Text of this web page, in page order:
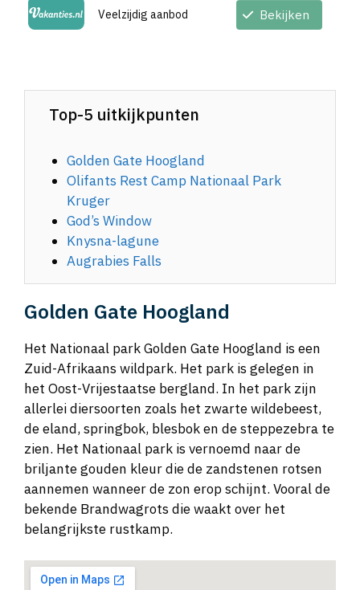
Veelzijdig aanbod Bekijken
Top-5 uitkijkpunten
Golden Gate Hoogland
Olifants Rest Camp Nationaal Park
Kruger
God’s Window
Knysna-lagune
Augrabies Falls
Golden Gate Hoogland
Het Nationaal park Golden Gate Hoogland is een
Zuid-Afrikaans wildpark. Het park is gelegen in
het Oost-Vrijestaatse bergland. In het park zijn
allerlei diersoorten zoals het zwarte wildebeest,
de eland, springbok, blesbok en de steppezebra te
zien. Het Nationaal park is vernoemd naar de
briljante gouden kleur die de zandstenen rotsen
aannemen wanneer de zon erop schijnt. Vooral de
bekende Brandwagrots die waakt over het
belangrijkste rustkamp.